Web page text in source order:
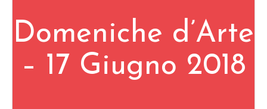
Domeniche d’Arte
– 17 Giugno 2018